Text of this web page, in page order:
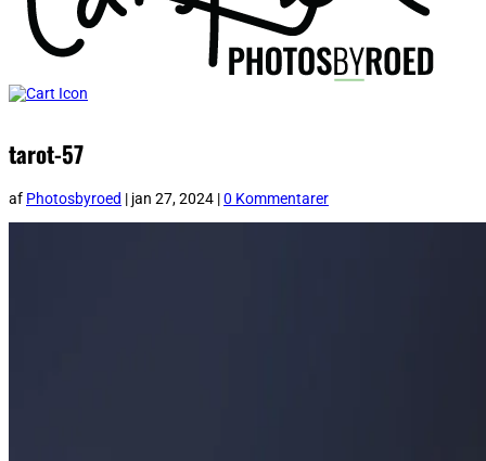
tarot-57
af Photosbyroed | jan 27, 2024 |0 Kommentarer